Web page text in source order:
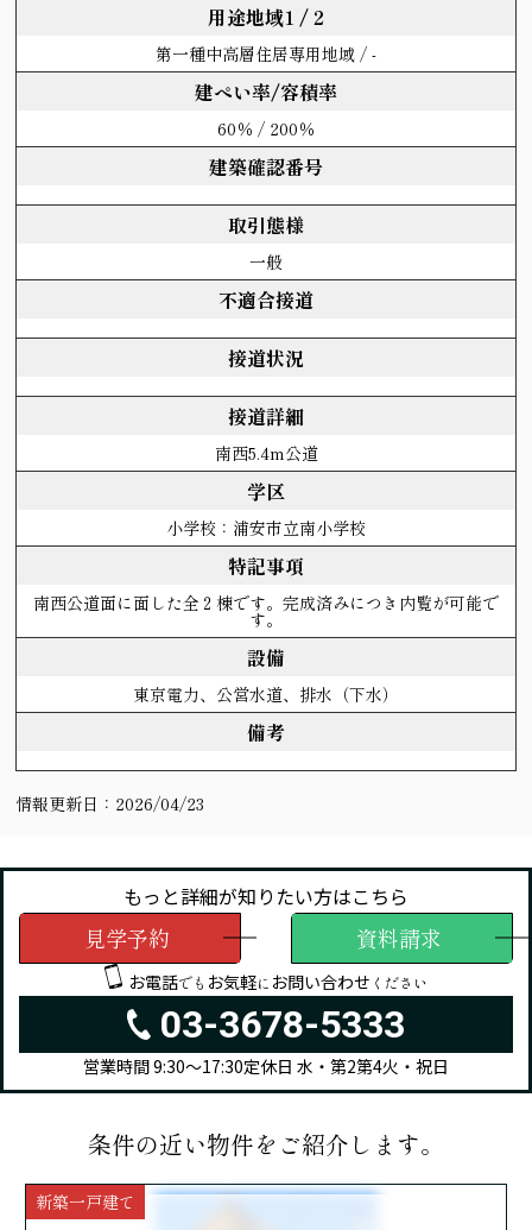
用途地域1 / 2
第一種中高層住居専用地域 / -
建ぺい率/容積率
60％ / 200％
建築確認番号
取引態様
一般
不適合接道
接道状況
接道詳細
南西5.4m公道
学区
小学校：浦安市立南小学校
特記事項
南西公道面に面した全２棟です。完成済みにつき内覧が可能で
す。
設備
東京電力、公営水道、排水（下水）
備考
情報更新日： 2026/04/23
もっと詳細が知りたい方はこちら
見学予約 資料請求
お電話でも お気軽に お問い合わせ ください
03-3678-5333
営業時間 9:30～17:30定休日 水・第2第4火・祝日
条件の近い物件をご紹介します。
新築一戸建て